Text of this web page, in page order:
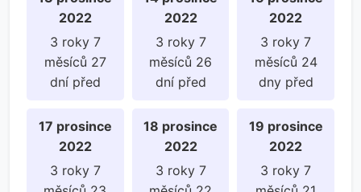
2022
3 roky 7
měsíců 27
dní před
2022
3 roky 7
měsíců 26
dní před
2022
3 roky 7
měsíců 24
dny před
17 prosince
2022
3 roky 7
18 prosince
2022
3 roky 7
19 prosince
2022
3 roky 7